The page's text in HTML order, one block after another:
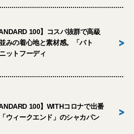
100】コスパ抜群で高級
みの着心地と素材感。「バト
ットフーディ
>
100】WITHコロナで出番
ウィークエンド」のシャカパン
>